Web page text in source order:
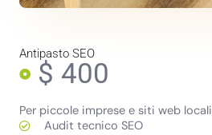
Antipasto SEO
$ 400
Per piccole imprese e siti web locali
Audit tecnico SEO